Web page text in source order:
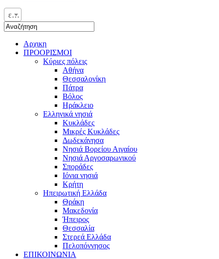
ελ
Αρχικη
ΠΡΟΟΡΙΣΜΟΙ
Κύριες πόλεις
Αθήνα
Θεσσαλονίκη
Πάτρα
Βόλος
Ηράκλειο
Ελληνικά νησιά
Κυκλάδες
Μικρές Κυκλάδες
Δωδεκάνησα
Νησιά Βορείου Αιγαίου
Νησιά Αργοσαρωνικού
Σποράδες
Ιόνια νησιά
Κρήτη
Ηπειρωτική Ελλάδα
Θράκη
Μακεδονία
Ήπειρος
Θεσσαλία
Στερεά Ελλάδα
Πελοπόννησος
ΕΠΙΚΟΙΝΩΝΙΑ